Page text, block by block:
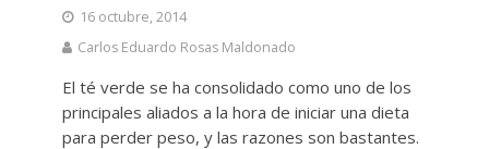
16 octubre, 2014
Carlos Eduardo Rosas Maldonado
El té verde se ha consolidado como uno de los
principales aliados a la hora de iniciar una dieta
para perder peso, y las razones son bastantes.